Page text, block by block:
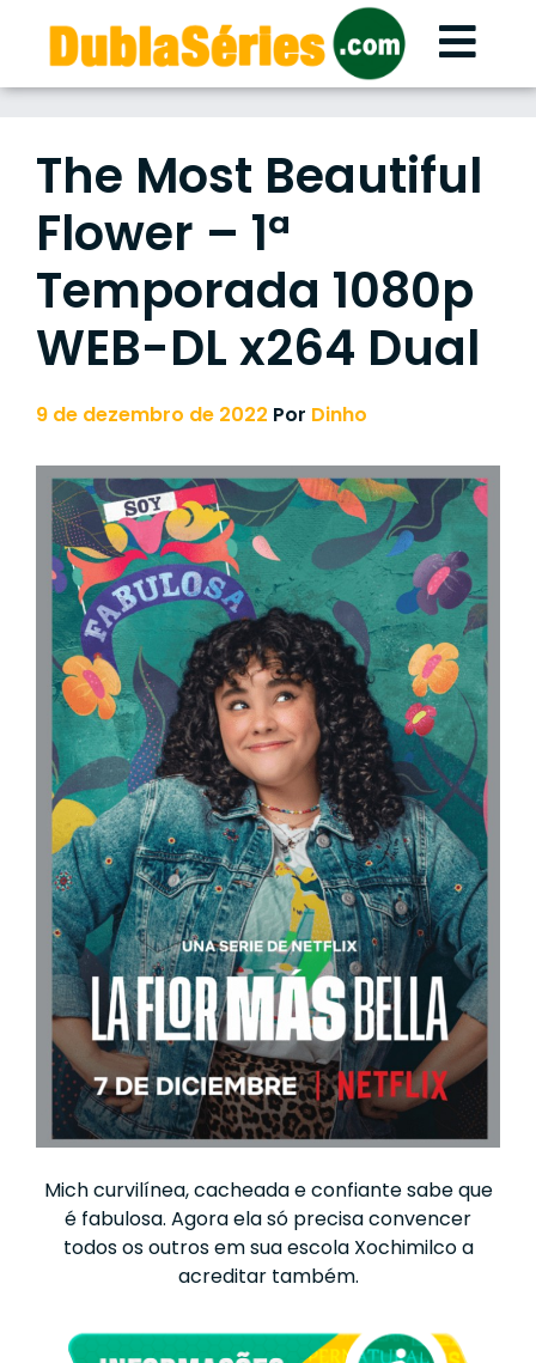
content
The Most Beautiful
Flower – 1ª
Temporada 1080p
WEB-DL x264 Dual
9 de dezembro de 2022 Por Dinho
Mich curvilínea, cacheada e confiante sabe que
é fabulosa. Agora ela só precisa convencer
todos os outros em sua escola Xochimilco a
acreditar também.